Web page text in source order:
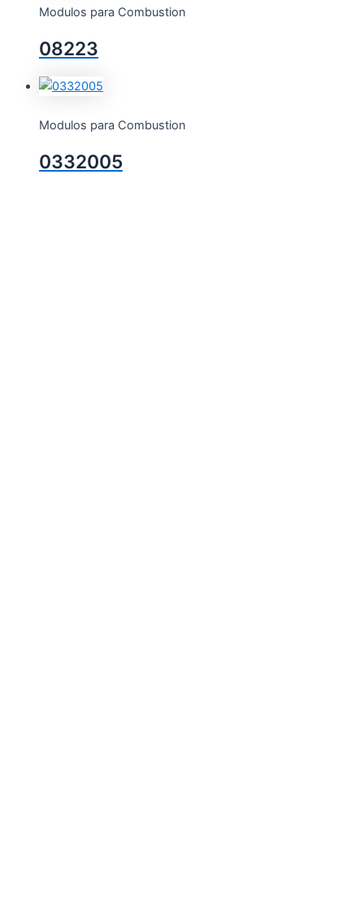
Modulos para Combustion
08223
Modulos para Combustion
0332005